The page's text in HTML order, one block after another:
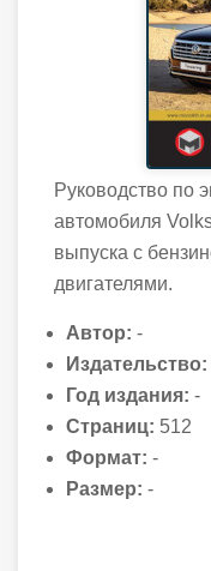
Руководство по
автомобиля
выпуска с
двигателями.
Автор: -
Издательство:
Год издания: -
Страниц: 512
Формат: -
Размер: -